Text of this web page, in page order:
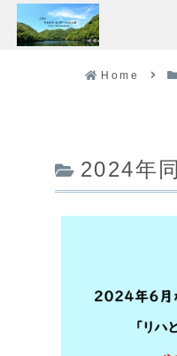
Home
2024年